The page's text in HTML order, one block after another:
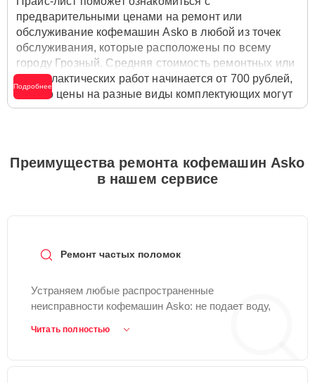
предварительными ценами на ремонт или
обслуживание кофемашин Asko в любой из точек
обслуживания, которые расположены по всему
городу Грозный. Средняя стоимость ремонтных или
профилактических работ начинается от 700 рублей,
однако цены на разные виды комплектующих могут
различаться. Полную стоимость работ с учётом
клиентах. Для расчета итоговой стоимости ремонта
кофемашины достаточно позвонить по телефону
+7 (800) 301-53-70или оставить
Подробнее
Преимущества ремонта кофемашин Asko
в нашем сервисе
Ремонт частых поломок
Устраняем любые распространенные
неисправности кофемашин Asko: не подает воду,
Читать полностью